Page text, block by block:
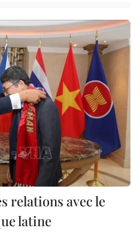
relations avec le
latine